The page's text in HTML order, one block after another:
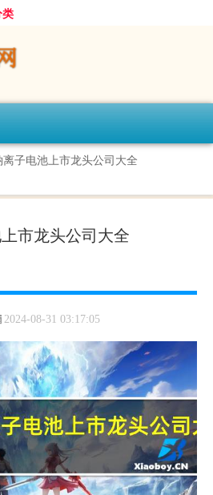
子电池上市龙头公司大全
市龙头公司大全
2024-08-31 03:17:05